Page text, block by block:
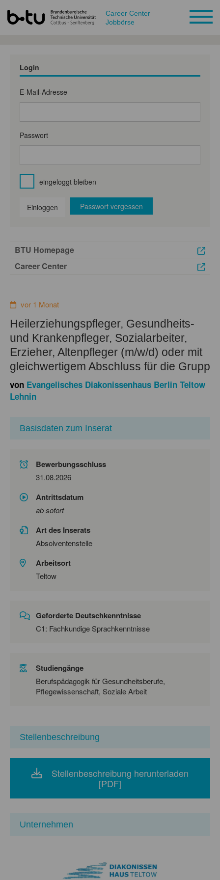
Career Center
Jobbörse
Login
E-Mail-Adresse
Passwort
eingeloggt bleiben
Einloggen Passwort vergessen
BTU Homepage
Career Center
vor 1 Monat
Heilerziehungspfleger, Gesundheits-
und Krankenpfleger, Sozialarbeiter,
Erzieher, Altenpfleger (m/w/d) oder mit
gleichwertigem Abschluss für die Grupp
von Evangelisches Diakonissenhaus Berlin Teltow
Lehnin
Basisdaten zum Inserat
Bewerbungsschluss
31.08.2026
Antrittsdatum
ab sofort
Art des Inserats
Absolventenstelle
Arbeitsort
Teltow
Geforderte Deutschkenntnisse
C1: Fachkundige Sprachkenntnisse
Studiengänge
Berufspädagogik für Gesundheitsberufe,
Pflegewissenschaft, Soziale Arbeit
Stellenbeschreibung
Stellenbeschreibung herunterladen
[PDF]
Unternehmen